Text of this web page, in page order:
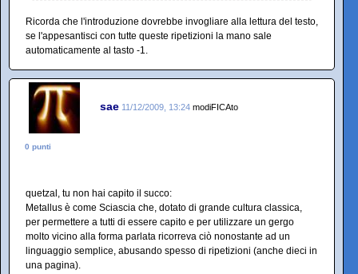
Ricorda che l'introduzione dovrebbe invogliare alla lettura del testo,
se l'appesantisci con tutte queste ripetizioni la mano sale
automaticamente al tasto -1.
sae 11/12/2009, 13:24 modiFICAto
0 punti
quetzal, tu non hai capito il succo:
Metallus è come Sciascia che, dotato di grande cultura classica,
per permettere a tutti di essere capito e per utilizzare un gergo
molto vicino alla forma parlata ricorreva ciò nonostante ad un
linguaggio semplice, abusando spesso di ripetizioni (anche dieci in
una pagina).